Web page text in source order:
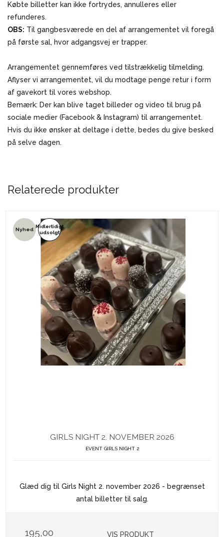
Købte billetter kan ikke fortrydes, annulleres eller
refunderes.
OBS: Til gangbesværede en del af arrangementet vil foregå
på første sal, hvor adgangsvej er trapper.
Arrangementet gennemføres ved tilstrækkelig tilmelding.
Aflyser vi arrangementet, vil du modtage penge retur i form
af gavekort til vores webshop.
Bemærk: Der kan blive taget billeder og video til brug på
sociale medier (Facebook & Instagram) til arrangementet.
Hvis du ikke ønsker at deltage i dette, bedes du give besked
på selve dagen.
Relaterede produkter
Nyhed Midlertidigt
udsolgt
GIRLS NIGHT 2. NOVEMBER 2026
EVENT GIRLS NIGHT 2
Glæd dig til Girls Night 2. november 2026 - begrænset
antal billetter til salg.
195,00 VIS PRODUKT